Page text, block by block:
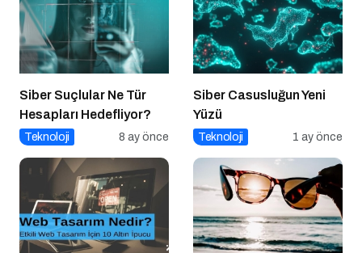
Siber Suçlular Ne Tür
Hesapları Hedefliyor?
Teknoloji 8 ay önce
Siber Casusluğun Yeni
Yüzü
Teknoloji 1 ay önce